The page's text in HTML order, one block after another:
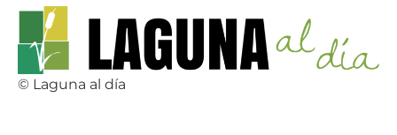
© Laguna al día